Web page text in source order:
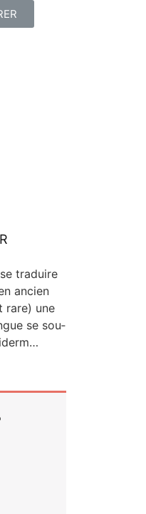
tra­duire
ancien
rare) une
se sou­